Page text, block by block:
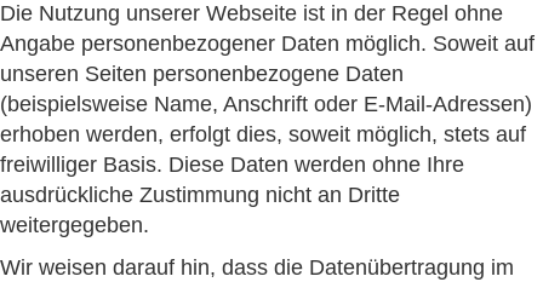
Die Nutzung unserer Webseite ist in der Regel ohne
Angabe personenbezogener Daten möglich. Soweit auf
unseren Seiten personenbezogene Daten
(beispielsweise Name, Anschrift oder E-Mail-Adressen)
erhoben werden, erfolgt dies, soweit möglich, stets auf
freiwilliger Basis. Diese Daten werden ohne Ihre
ausdrückliche Zustimmung nicht an Dritte
weitergegeben.
Wir weisen darauf hin, dass die Datenübertragung im